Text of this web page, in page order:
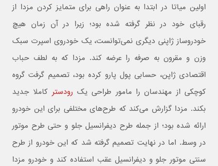
اولین میاتا در ابتدا به عنوان راهی برای متمایز کردن مزدا از
رقبای خود در نظر گرفته شده بود؛ زیرا در آن زمان هیچ
خودروساز ژاپنی دیگری نمی‌توانست، یک خودروی اسپرت سبک
وزن و مقرون به صرفه را عرضه کند. مزدا که به لطف حباب
اقتصادی ژاپن، حسابی پول پارو کرده بود، تصمیم گرفت گروه
کوچکی از مهندسان را مامور طراحی یک رودستر کاملا جدید
بکند. مزدا گزارش می‌کند که طرح‌های مختلفی برای این خودرو
ارائه شده بود؛ از جمله طرح دیفرانسیل جلو و حتی طرح موتور
در وسط. اما در نهایت تصمیم گرفته شد که این خودرو از طرح
سنتی موتور جلو و دیفرانسیل عقب استفاده کند و خودرو مزدا